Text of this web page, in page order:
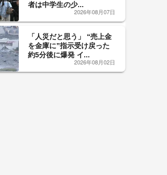
者は中学生の少...
2026年08月07日
「人災だと思う」 “売上金
を金庫に”指示受け戻った
約5分後に爆発 イ...
2026年08月02日